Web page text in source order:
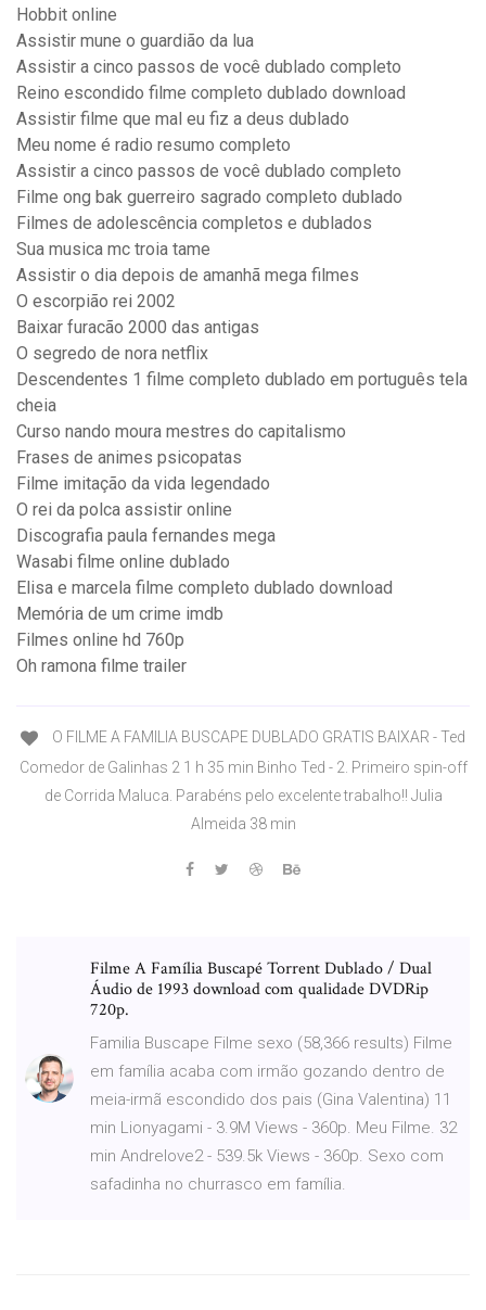
Hobbit online
Assistir mune o guardião da lua
Assistir a cinco passos de você dublado completo
Reino escondido filme completo dublado download
Assistir filme que mal eu fiz a deus dublado
Meu nome é radio resumo completo
Assistir a cinco passos de você dublado completo
Filme ong bak guerreiro sagrado completo dublado
Filmes de adolescência completos e dublados
Sua musica mc troia tame
Assistir o dia depois de amanhã mega filmes
O escorpião rei 2002
Baixar furacão 2000 das antigas
O segredo de nora netflix
Descendentes 1 filme completo dublado em português tela
cheia
Curso nando moura mestres do capitalismo
Frases de animes psicopatas
Filme imitação da vida legendado
O rei da polca assistir online
Discografia paula fernandes mega
Wasabi filme online dublado
Elisa e marcela filme completo dublado download
Memória de um crime imdb
Filmes online hd 760p
Oh ramona filme trailer
O FILME A FAMILIA BUSCAPE DUBLADO GRATIS BAIXAR - Ted
Comedor de Galinhas 2 1 h 35 min Binho Ted - 2. Primeiro spin-off
de Corrida Maluca. Parabéns pelo excelente trabalho!! Julia
Almeida 38 min
Filme A Família Buscapé Torrent Dublado / Dual
Áudio de 1993 download com qualidade DVDRip
720p.
Familia Buscape Filme sexo (58,366 results) Filme
em família acaba com irmão gozando dentro de
meia-irmã escondido dos pais (Gina Valentina) 11
min Lionyagami - 3.9M Views - 360p. Meu Filme. 32
min Andrelove2 - 539.5k Views - 360p. Sexo com
safadinha no churrasco em família.